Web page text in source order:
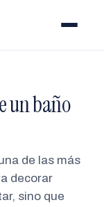
un baño
de las más
decorar
sino que